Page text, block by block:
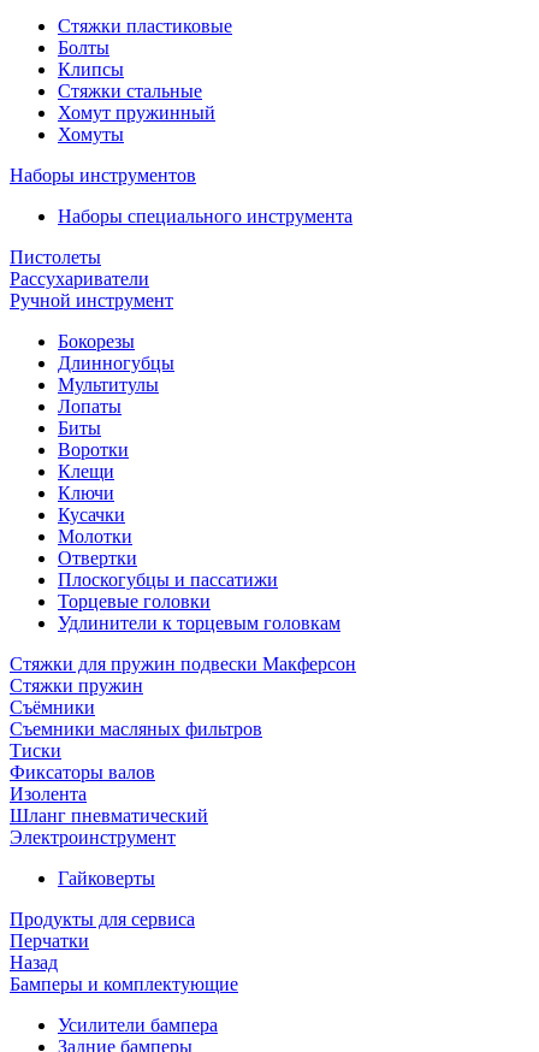
Стяжки пластиковые
Болты
Клипсы
Стяжки стальные
Хомут пружинный
Хомуты
Наборы инструментов
Наборы специального инструмента
Пистолеты
Рассухариватели
Ручной инструмент
Бокорезы
Длинногубцы
Мультитулы
Лопаты
Биты
Воротки
Клещи
Ключи
Кусачки
Молотки
Отвертки
Плоскогубцы и пассатижи
Торцевые головки
Удлинители к торцевым головкам
Стяжки для пружин подвески Макферсон
Стяжки пружин
Съёмники
Съемники масляных фильтров
Тиски
Фиксаторы валов
Изолента
Шланг пневматический
Электроинструмент
Гайковерты
Продукты для сервиса
Перчатки
Назад
Бамперы и комплектующие
Усилители бампера
Задние бамперы